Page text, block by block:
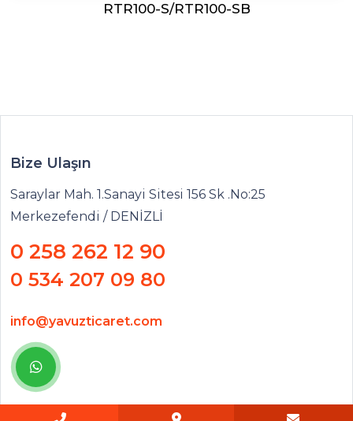
RTR100-S/RTR100-SB
Bize Ulaşın
Saraylar Mah. 1.Sanayi Sitesi 156 Sk .No:25
Merkezefendi / DENİZLİ
0 258 262 12 90
0 534 207 09 80
info@yavuzticaret.com